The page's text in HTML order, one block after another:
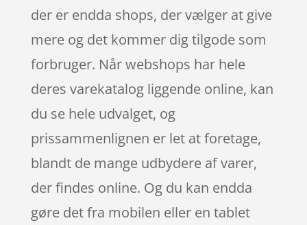
der er endda shops, der vælger at give
mere og det kommer dig tilgode som
forbruger. Når webshops har hele
deres varekatalog liggende online, kan
du se hele udvalget, og
prissammenlignen er let at foretage,
blandt de mange udbydere af varer,
der findes online. Og du kan endda
gøre det fra mobilen eller en tablet